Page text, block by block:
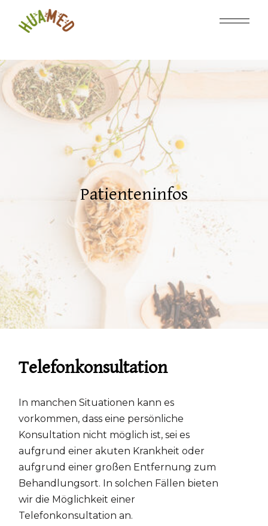
Patienteninfos
Telefonkonsultation
In manchen Situationen kann es
vorkommen, dass eine persönliche
Konsultation nicht möglich ist, sei es
aufgrund einer akuten Krankheit oder
aufgrund einer großen Entfernung zum
Behandlungsort. In solchen Fällen bieten
wir die Möglichkeit einer
Telefonkonsultation an.